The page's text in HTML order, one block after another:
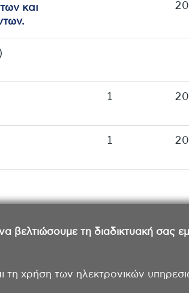
βελτιώσουμε τη διαδικτυακή σας
τη χρήση των ηλεκτρονικών
και
1
1